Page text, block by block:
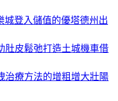
城登入儲值的優塔德州出
肚皮鬆弛打造土城機車借
治療方法的增粗增大壯陽